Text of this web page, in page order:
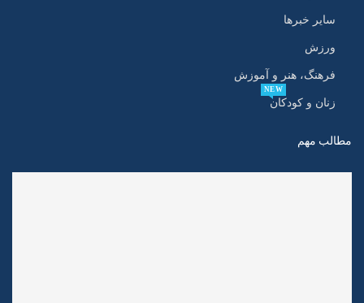
سایر خبرها
ورزش
فرهنگ، هنر و آموزش
زنان و کودکان
NEW
مطالب مهم